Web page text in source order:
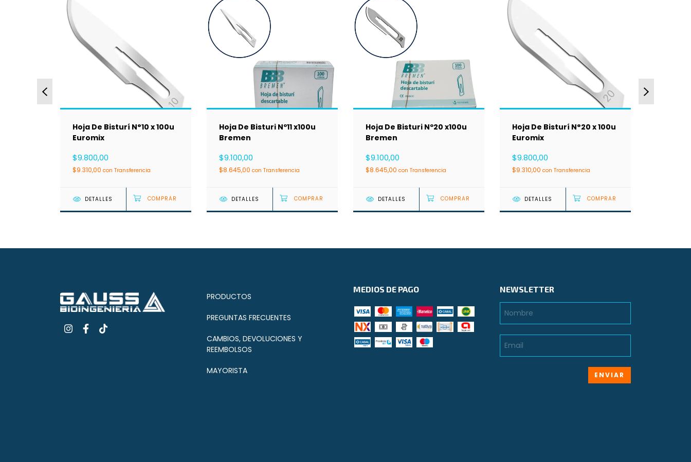
Hoja De Bisturí N°10 x 100u
Euromix
$9.800,00
$9.310,00 con Transferencia
DETALLES
Hoja De Bisturi Nº11 x100u
Bremen
$9.100,00
$8.645,00 con Transferencia
DETALLES
Hoja De Bisturi Nº20 x100u
Bremen
$9.100,00
$8.645,00 con Transferencia
DETALLES
Hoja De Bisturí N°20 x 100u
Euromix
$9.800,00
$9.310,00 con Transferencia
DETALLES
PRODUCTOS
PREGUNTAS FRECUENTES
CAMBIOS, DEVOLUCIONES Y
REEMBOLSOS
MAYORISTA
MEDIOS DE PAGO NEWSLETTER